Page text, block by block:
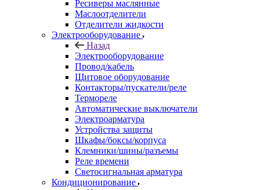
Ресиверы маслянные
Маслоотделители
Отделители жидкости
Электрооборудование
Назад
Электрооборудование
Провод/кабель
Щитовое оборудование
Контакторы/пускатели/реле
Термореле
Автоматические выключатели
Электроарматура
Устройства защиты
Шкафы/боксы/корпуса
Клемники/шины/разъемы
Реле времени
Светосигнальная арматура
Кондиционирование